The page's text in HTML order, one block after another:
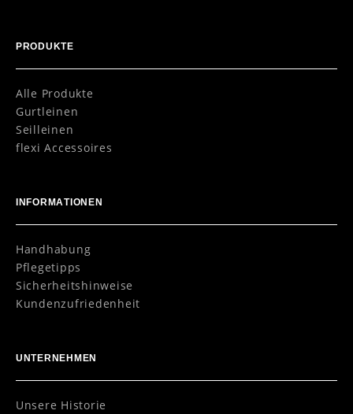
PRODUKTE
Alle Produkte
Gurtleinen
Seilleinen
flexi Accessoires
INFORMATIONEN
Handhabung
Pflegetipps
Sicherheitshinweise
Kundenzufriedenheit
UNTERNEHMEN
Unsere Historie